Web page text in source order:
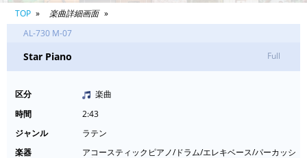
TOP
楽曲詳細画面
AL-730 M-07
Star Piano Full
区分
楽曲
時間
2:43
ジャンル
ラテン
楽器
アコースティックピアノ/ドラム/エレキベース/パーカッシ